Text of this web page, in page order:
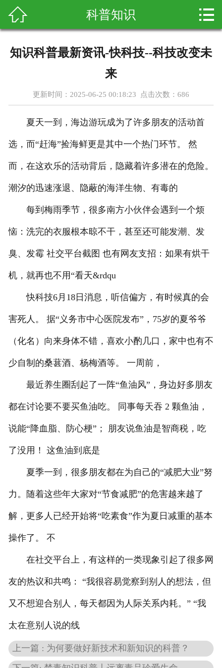
新闻资讯
客户案例
科普知识
在线留言
联系我们
 科普知识 
知识科普最新资讯-快科技--科技改变未
来
更新时间：2025-06-25 00:18:23 点击次数： 686
夏天一到，海边游玩成为了许多朋友的活动首
选，而“赶海”捡海鲜更是其中一个热门环节。 然
而，在这欢乐的活动背后，隐藏着许多潜在的危险。
潮汐的迅速涨退、隐蔽的海洋生物、有毒的
每到梅雨季节，很多南方小伙伴会遇到一个烦
恼：洗完的衣服根本晾不干，甚至还可能发潮、发
臭、发霉 社交平台截图 也有网友支招：如果有烘干
机，就再也不用“看天&rdqu
快科技6月18日消息，听信偏方，有时候真的会
害死人。 据“义务市中心医院发布”，75岁的夏爷爷
（化名）向来身体不错，喜欢小酌几口，家中也有不
少自制的桑葚酒、杨梅酒等。 一周前，
最近养生圈刮起了一阵“鱼油风”，身边好多朋友
都在讨论要不要买鱼油吃。 同事每天吞 2 颗鱼油，
说能“降血脂、防心梗”； 朋友说鱼油是智商税，吃
了没用！ 这鱼油到底是
夏季一到，很多朋友都在为自己的“减肥大业”努
力。随着这些年大家对“节食减肥”的危害越来越了
解，更多人已经开始将“吃素食”作为夏日减重的基本
操作了。 不
在社交平台上，有这样的一类现象引起了很多网
友的热议和共鸣： “我很容易觉察到别人的想法，但
又不想迎合别人，每天都因为人际关系内耗。” “我
太在意别人说的线
上一篇 : 为何要做好新技术和新知识的科普？